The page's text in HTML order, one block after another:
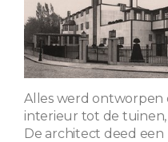
Alles werd ontworpen
interieur tot de
De architect deed